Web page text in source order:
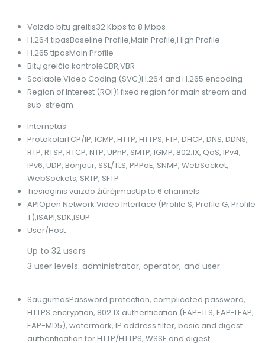
Vaizdo bitų greitis32 Kbps to 8 Mbps
H.264 tipasBaseline Profile,Main Profile,High Profile
H.265 tipasMain Profile
Bitų greičio kontrolėCBR,VBR
Scalable Video Coding (SVC)H.264 and H.265 encoding
Region of Interest (ROI)1 fixed region for main stream and
sub-stream
Internetas
ProtokolaiTCP/IP, ICMP, HTTP, HTTPS, FTP, DHCP, DNS, DDNS,
RTP, RTSP, RTCP, NTP, UPnP, SMTP, IGMP, 802.1X, QoS, IPv4,
IPv6, UDP, Bonjour, SSL/TLS, PPPoE, SNMP, WebSocket,
WebSockets, SRTP, SFTP
Tiesioginis vaizdo žiūrėjimasUp to 6 channels
APIOpen Network Video Interface (Profile S, Profile G, Profile
T),ISAPI,SDK,ISUP
User/Host
Up to 32 users
3 user levels: administrator, operator, and user
SaugumasPassword protection, complicated password,
HTTPS encryption, 802.1X authentication (EAP-TLS, EAP-LEAP,
EAP-MD5), watermark, IP address filter, basic and digest
authentication for HTTP/HTTPS, WSSE and digest